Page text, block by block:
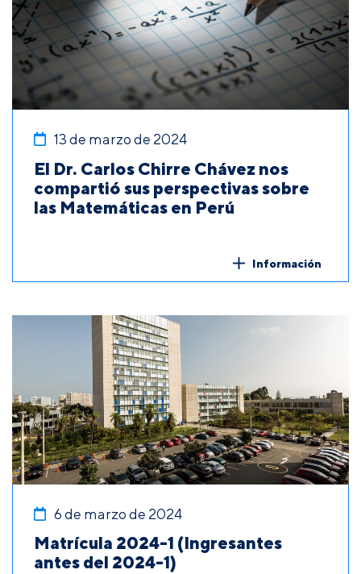
13 de marzo de 2024
El Dr. Carlos Chirre Chávez nos
compartió sus perspectivas sobre
las Matemáticas en Perú
Información
6 de marzo de 2024
Matrícula 2024-1 (Ingresantes
antes del 2024-1)